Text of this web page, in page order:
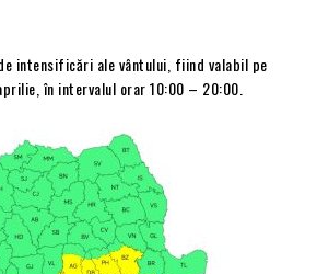
intensificări ale vântului, fiind valabil pe
în intervalul orar 10:00 – 20:00.